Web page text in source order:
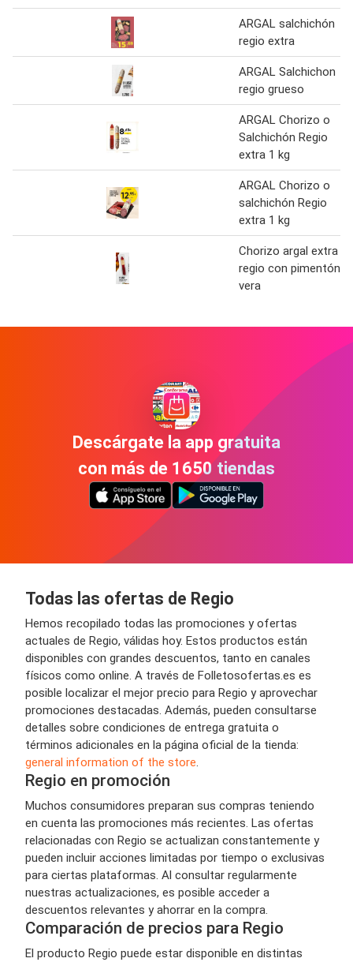
ARGAL salchichón
regio extra
ARGAL Salchichon
regio grueso
ARGAL Chorizo o
Salchichón Regio
extra 1 kg
ARGAL Chorizo o
salchichón Regio
extra 1 kg
Chorizo argal extra
regio con pimentón
vera
Descárgate la app gratuita
con más de 1650 tiendas
Todas las ofertas de Regio
Hemos recopilado todas las promociones y ofertas
actuales de Regio, válidas hoy. Estos productos están
disponibles con grandes descuentos, tanto en canales
físicos como online. A través de Folletosofertas.es es
posible localizar el mejor precio para Regio y aprovechar
promociones destacadas. Además, pueden consultarse
detalles sobre condiciones de entrega gratuita o
términos adicionales en la página oficial de la tienda:
general information of the store.
Regio en promoción
Muchos consumidores preparan sus compras teniendo
en cuenta las promociones más recientes. Las ofertas
relacionadas con Regio se actualizan constantemente y
pueden incluir acciones limitadas por tiempo o exclusivas
para ciertas plataformas. Al consultar regularmente
nuestras actualizaciones, es posible acceder a
descuentos relevantes y ahorrar en la compra.
Comparación de precios para Regio
El producto Regio puede estar disponible en distintas